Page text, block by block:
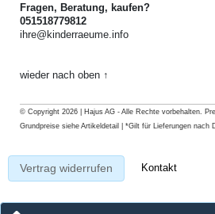
Fragen, Beratung, kaufen?
051518779812
ihre@kinderraeume.info
wieder nach oben ↑
© Copyright 2026 | Hajus AG - Alle Rechte vorbehalten.
Grundpreise siehe Artikeldetail | *Gilt für Lieferungen nach
Vertrag widerrufen Kontakt